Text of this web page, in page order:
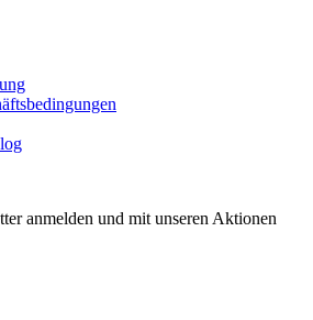
anmelden und mit unseren Aktionen